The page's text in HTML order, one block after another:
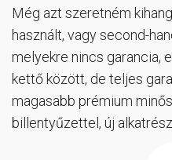
Még azt szeretném
használt, vagy second-
melyekre nincs garancia,
kettő között, de teljes
magasabb prémium
billentyűzettel, új